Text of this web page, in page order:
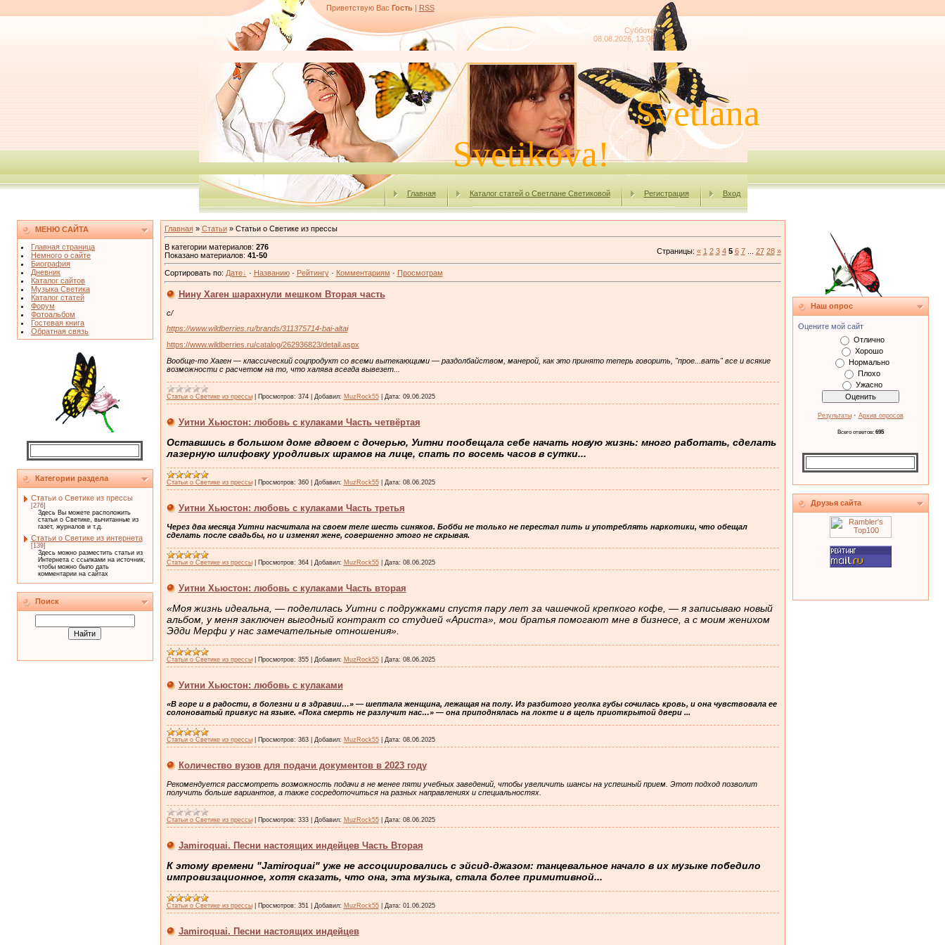
Приветствую Вас Гость| RSS
Суббота
08.08.2026, 13:08
Svetlana
Svetikova!
Главная Каталог статей о Светлане Светиковой Регистрация Вход
МЕНЮ САЙТА
Главная страница
Немного о сайте
Биография
Дневник
Каталог сайтов
Музыка Светика
Каталог статей
Форум
Фотоальбом
Гостевая книга
Обратная связь
Категории раздела
Статьи о Светике из прессы
[276]
Здесь Вы можете расположить
статьи о Светике, вычитанные из
газет, журналов и т.д.
Статьи о Светике из интернета
[139]
Здесь можно разместить статьи из
Интернета с ссылками на источник,
чтобы можно было дать
комментарии на сайтах
Поиск
Главная» Статьи» Статьи о Светике из прессы
В категории материалов: 276
Показано материалов: 41-50 Страницы: « 1 2 3 4 5 6 7 27 28 »
Сортировать по: Дате · Названию· Рейтингу· Комментариям · Просмотрам
Нину Хаген шарахнули мешком Вторая часть
c/
https://www.wildberries.ru/brands/311375714-bai-altai
https://www.wildberries.ru/catalog/262936823/detail.aspx
Вообще-то Хаген — классический соцпродукт co всеми вытекающими — раздолбайством, манерой, как это принято теперь говорить, "прое...вать" все и всякие
возможности с расчетом на то, что халява всегда вывезет...
Статьи о Светике из прессы| Просмотров: 374| Добавил: MuzRock55| Дата: 09.06.2025
Уитни Хьюстон: любовь с кулаками Часть четвёртая
Оставшись в большом доме вдвоем с дочерью, Уитни пообещала себе начать новую жизнь: много работать, сделать
лазерную шлифовку уродливых шрамов на лице, спать по восемь часов в сутки...
Статьи о Светике из прессы| Просмотров: 360| Добавил: MuzRock55| Дата: 08.06.2025
Уитни Хьюстон: любовь с кулаками Часть третья
Через два месяца Уитни насчитала на своем теле шесть синяков. Бобби не только не перестал пить и употреблять наркотики, что обещал
сделать после свадьбы, но и изменял жене, совершенно этого не скрывая.
Статьи о Светике из прессы| Просмотров: 364| Добавил: MuzRock55| Дата: 08.06.2025
Уитни Хьюстон: любовь с кулаками Часть вторая
«Моя жизнь идеальна, — поделилась Уитни с подружками спустя пару лет за чашечкой крепкого кофе, — я записываю новый
альбом, у меня заключен выгодный контракт со студией «Ариста», мои братья помогают мне в бизнесе, а с моим женихом
Эдди Мерфи у нас замечательные отношения».
Статьи о Светике из прессы| Просмотров: 355| Добавил: MuzRock55| Дата: 08.06.2025
Уитни Хьюстон: любовь с кулаками
«В горе и в радости, в болезни и в здравии…» — шептала женщина, лежащая на полу. Из разбитого уголка губы сочилась кровь, и она чувствовала ее
солоноватый привкус на языке. «Пока смерть не разлучит нас…» — она приподнялась на локте и в щель приоткрытой двери ...
Статьи о Светике из прессы| Просмотров: 363| Добавил: MuzRock55| Дата: 08.06.2025
Количество вузов для подачи документов в 2023 году
Рекомендуется рассмотреть возможность подачи в не менее пяти учебных заведений, чтобы увеличить шансы на успешный прием. Этот подход позволит
получить больше вариантов, а также сосредоточиться на разных направлениях и специальностях.
Статьи о Светике из прессы| Просмотров: 333| Добавил: MuzRock55| Дата: 08.06.2025
Jamiroquai. Песни настоящих индейцев Часть Вторая
К этому времени "Jamiroquai" уже не ассоциировались с эйсид-джазом: танцевальное начало в их музыке победило
импровизационное, хотя сказать, что она, эта музыка, стала более примитивной...
Статьи о Светике из прессы| Просмотров: 351| Добавил: MuzRock55| Дата: 01.06.2025
Jamiroquai. Песни настоящих индейцев
Наш опрос
Оцените мой сайт
Отлично
Хорошо
Нормально
Плохо
Ужасно
Результаты· Архив опросов
Всего ответов: 695
Друзья сайта